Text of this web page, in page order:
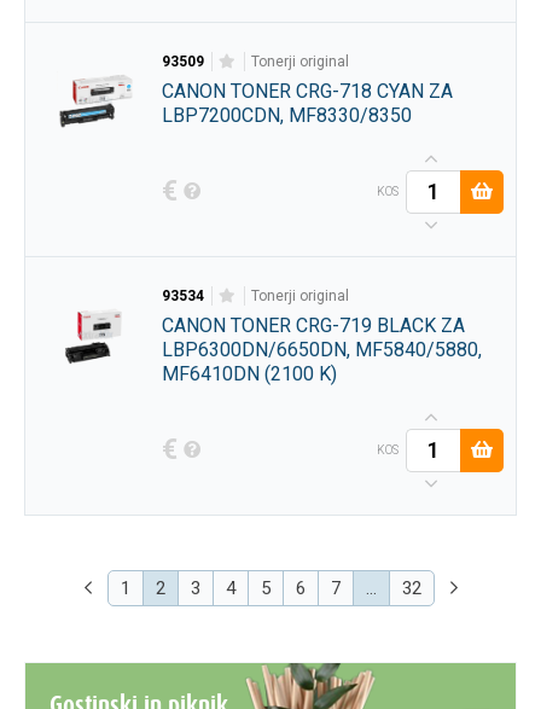
93509 tonerji original
CANON TONER CRG-718 CYAN ZA
LBP7200CDN, MF8330/8350
€ KOS
93534 tonerji original
CANON TONER CRG-719 BLACK ZA
LBP6300DN/6650DN, MF5840/5880,
MF6410DN (2100 K)
€ KOS
1 2(current)
3 4 5 6 7 … 32